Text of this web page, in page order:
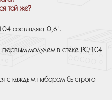
той же?
составляет 0,6".
первым модулем в стеке РС/104
с каждым набором быстрого